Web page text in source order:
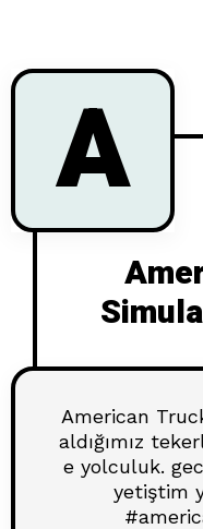
A
American
aldığımız
e yolculuk.
yetiştim